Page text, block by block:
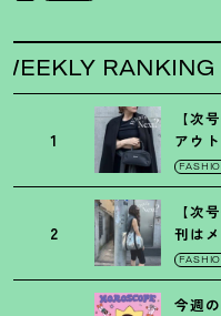
RANKING
1
【次
アウ
トの
2
【次
刊は
の保冷
今週